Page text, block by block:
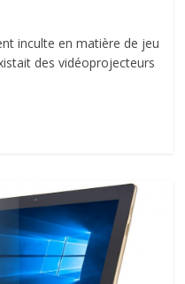
inculte en matière de jeu
des vidéoprojecteurs